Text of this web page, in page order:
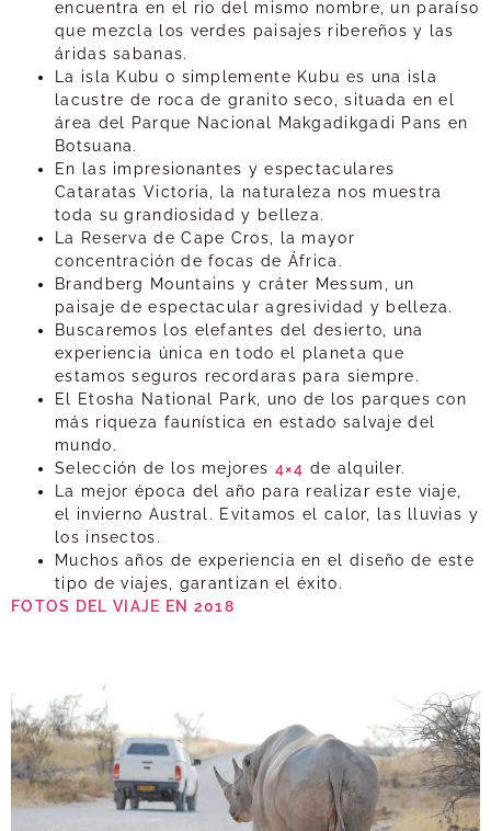
encuentra en el rio del mismo nombre, un paraíso
que mezcla los verdes paisajes ribereños y las
áridas sabanas.
La isla Kubu o simplemente Kubu es una isla
lacustre de roca de granito seco, situada en el
área del Parque Nacional Makgadikgadi Pans en
Botsuana.
En las impresionantes y espectaculares
Cataratas Victoria, la naturaleza nos muestra
toda su grandiosidad y belleza.
La Reserva de Cape Cros, la mayor
concentración de focas de África.
Brandberg Mountains y cráter Messum, un
paisaje de espectacular agresividad y belleza.
Buscaremos los elefantes del desierto, una
experiencia única en todo el planeta que
estamos seguros recordaras para siempre.
El Etosha National Park, uno de los parques con
más riqueza faunística en estado salvaje del
mundo.
Selección de los mejores 4×4 de alquiler.
La mejor época del año para realizar este viaje,
el invierno Austral. Evitamos el calor, las lluvias y
los insectos.
Muchos años de experiencia en el diseño de este
tipo de viajes, garantizan el éxito.
FOTOS DEL VIAJE EN 2018